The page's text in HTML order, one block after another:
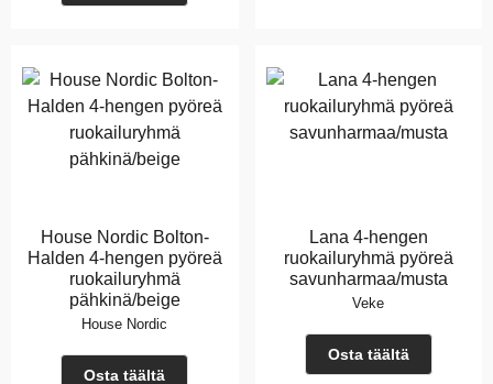
House Nordic Bolton-
Halden 4-hengen pyöreä
ruokailuryhmä
pähkinä/beige
House Nordic
Osta täältä
Lana 4-hengen
ruokailuryhmä pyöreä
savunharmaa/musta
Veke
Osta täältä